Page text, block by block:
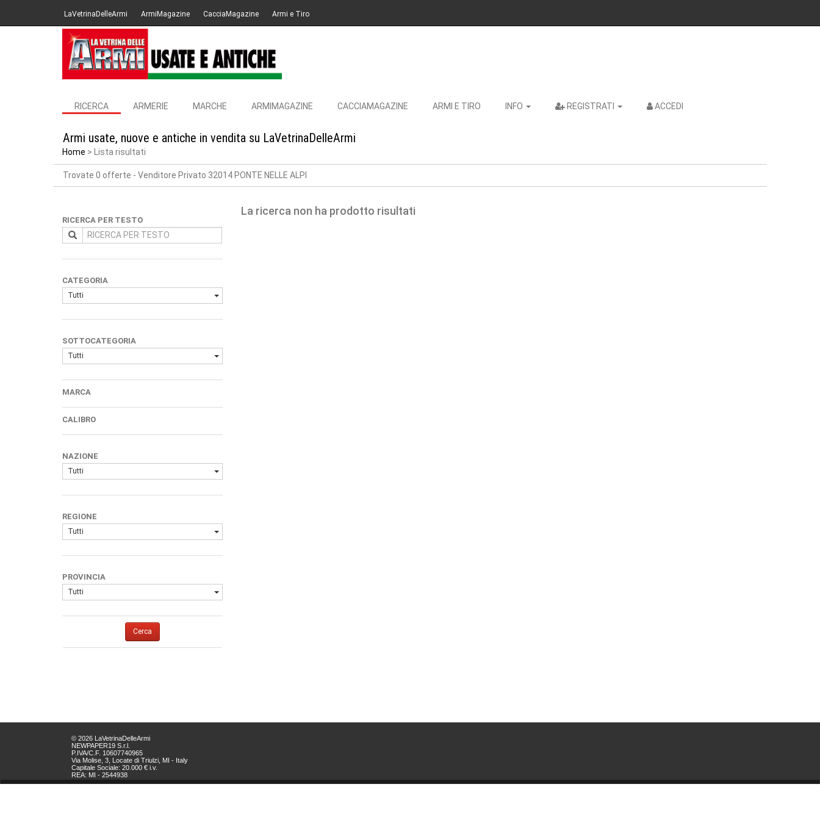
LaVetrinaDelleArmi ArmiMagazine CacciaMagazine Armi e Tiro
RICERCA ARMERIE MARCHE ARMIMAGAZINE CACCIAMAGAZINE ARMI E TIRO INFO REGISTRATI ACCEDI
Armi usate, nuove e antiche in vendita su LaVetrinaDelleArmi
Home Lista risultati
Trovate 0 offerte - Venditore Privato 32014 PONTE NELLE ALPI
RICERCA PER TESTO
CATEGORIA
Tutti
SOTTOCATEGORIA
Tutti
MARCA
CALIBRO
NAZIONE
Tutti
REGIONE
Tutti
PROVINCIA
Tutti
Cerca
La ricerca non ha prodotto risultati
© 2026 LaVetrinaDelleArmi
NEWPAPER19 S.r.l.
P.IVA/C.F. 10607740965
Via Molise, 3, Locate di Triulzi, MI - Italy
Capitale Sociale: 20.000 € i.v.
REA: MI - 2544938